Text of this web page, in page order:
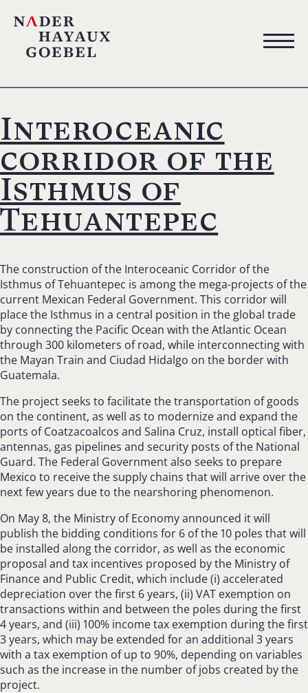
Interoceanic
corridor of the
Isthmus of
Tehuantepec
The construction of the Interoceanic Corridor of the
Isthmus of Tehuantepec is among the mega-projects of the
current Mexican Federal Government. This corridor will
place the Isthmus in a central position in the global trade
by connecting the Pacific Ocean with the Atlantic Ocean
through 300 kilometers of road, while interconnecting with
the Mayan Train and Ciudad Hidalgo on the border with
Guatemala.
The project seeks to facilitate the transportation of goods
on the continent, as well as to modernize and expand the
ports of Coatzacoalcos and Salina Cruz, install optical fiber,
antennas, gas pipelines and security posts of the National
Guard. The Federal Government also seeks to prepare
Mexico to receive the supply chains that will arrive over the
next few years due to the nearshoring phenomenon.
On May 8, the Ministry of Economy announced it will
publish the bidding conditions for 6 of the 10 poles that will
be installed along the corridor, as well as the economic
proposal and tax incentives proposed by the Ministry of
Finance and Public Credit, which include (i) accelerated
depreciation over the first 6 years, (ii) VAT exemption on
transactions within and between the poles during the first
4 years, and (iii) 100% income tax exemption during the first
3 years, which may be extended for an additional 3 years
with a tax exemption of up to 90%, depending on variables
such as the increase in the number of jobs created by the
project.